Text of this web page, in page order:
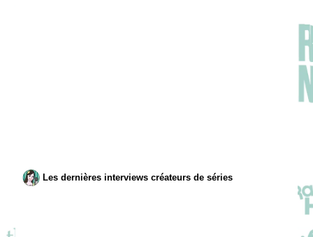
Les dernières interviews créateurs de séries